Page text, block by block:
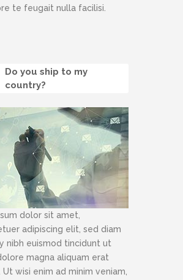
te feugait nulla facilisi.
Do you ship to my
country?
dolor sit amet,
adipiscing elit, sed diam
nibh euismod tincidunt ut
magna aliquam erat
wisi enim ad minim veniam,